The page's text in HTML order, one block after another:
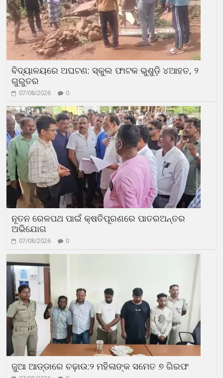
ବିଦ୍ୟାଳୟରେ ଅଘଟଣ: ସ୍କୁଲ ଫାଟକ ଭୁଶୁଡ଼ି ୪ଆହତ, ୨
ଗୁରୁତର
07/08/2026 0
ନୂତନ ରେଳପଥ ପାଇଁ କ୍ଷତିପୂରଣରେ ପାତରଅନ୍ତର
ଅଭିଯୋଗ
07/08/2026 0
ଜୁଆ ଆଡ୍ଡାରେ ଚଢ଼ାଉ:୨ ମହିଳାଙ୍କ ସମେତ ୭ ଗିରଫ